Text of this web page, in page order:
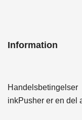
Information
Handelsbetingelser
inkPusher er en del